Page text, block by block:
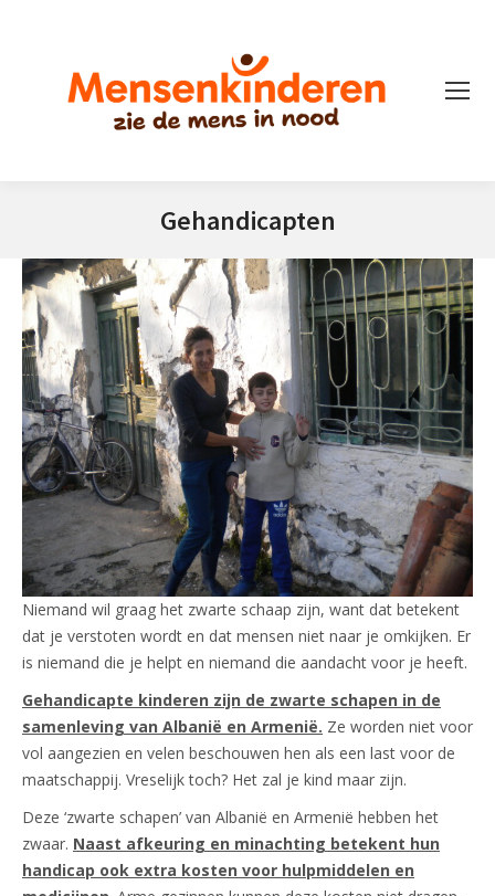
Gehandicapten
Niemand wil graag het zwarte schaap zijn, want dat betekent
dat je verstoten wordt en dat mensen niet naar je omkijken. Er
is niemand die je helpt en niemand die aandacht voor je heeft.
Gehandicapte kinderen zijn de zwarte schapen in de
samenleving van Albanië en Armenië. Ze worden niet voor
vol aangezien en velen beschouwen hen als een last voor de
maatschappij. Vreselijk toch? Het zal je kind maar zijn.
Deze ‘zwarte schapen’ van Albanië en Armenië hebben het
zwaar. Naast afkeuring en minachting betekent hun
handicap ook extra kosten voor hulpmiddelen en